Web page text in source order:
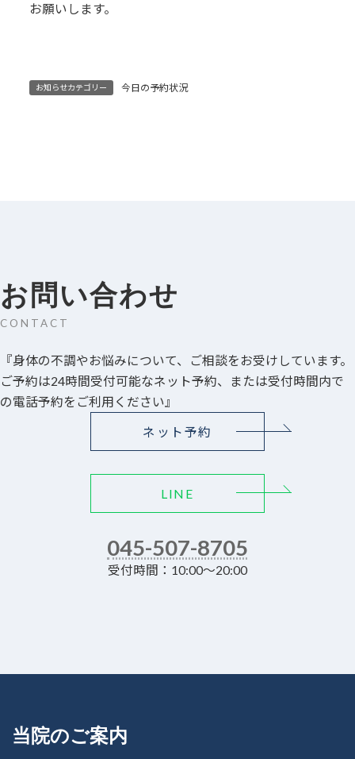
お願いします。
お知らせカテゴリー 今日の予約状況
お問い合わせ
CONTACT
『身体の不調やお悩みについて、ご相談をお受けしています。
ご予約は24時間受付可能なネット予約、または受付時間内で
の電話予約をご利用ください』
ネット予約
LINE
045-507-8705
受付時間：10:00～20:00
当院のご案内